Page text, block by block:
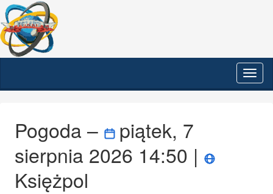
Pogoda –
piątek, 7
sierpnia 2026 14:50 |
Księżpol